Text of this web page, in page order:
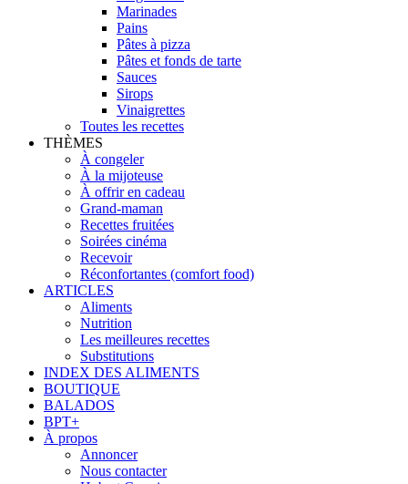
Marinades
Pains
Pâtes à pizza
Pâtes et fonds de tarte
Sauces
Sirops
Vinaigrettes
Toutes les recettes
THÈMES
À congeler
À la mijoteuse
À offrir en cadeau
Grand-maman
Recettes fruitées
Soirées cinéma
Recevoir
Réconfortantes (comfort food)
ARTICLES
Aliments
Nutrition
Les meilleures recettes
Substitutions
INDEX DES ALIMENTS
BOUTIQUE
BALADOS
BPT+
À propos
Annoncer
Nous contacter